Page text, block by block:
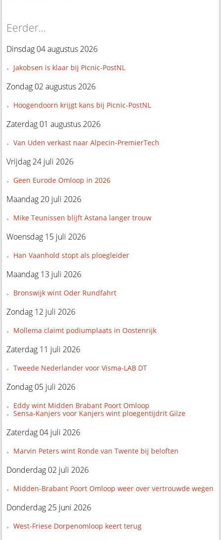
Eerder...
Dinsdag 04 augustus 2026
Jakobsen is klaar bij Picnic-PostNL
Zondag 02 augustus 2026
Hoogendoorn krijgt kans bij Picnic-PostNL
Zaterdag 01 augustus 2026
Van Uden verkast naar Alpecin-PremierTech
Vrijdag 24 juli 2026
Geen Eurode Omloop in 2026
Maandag 20 juli 2026
Mike Teunissen blijft Astana langer trouw
Woensdag 15 juli 2026
Han Vaanhold stopt als ploegleider
Maandag 13 juli 2026
Bronswijk wint Oder Rundfahrt
Zondag 12 juli 2026
Mollema claimt podiumplaats in Oostenrijk
Zaterdag 11 juli 2026
Tweede Nederlander voor Visma-LAB DT
Zondag 05 juli 2026
Eddy wint Midden Brabant Poort Omloop
Sensa-Kanjers voor Kanjers wint ploegentijdrit Gilze
Zaterdag 04 juli 2026
Marvin Peters wint Ronde van Twente bij beloften
Donderdag 02 juli 2026
Midden-Brabant Poort Omloop weer over vertrouwde wegen
Donderdag 25 juni 2026
West-Friese Dorpenomloop keert terug